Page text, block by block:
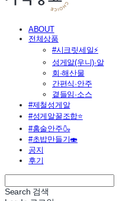
ABOUT
전체상품
#시크릿세일⚡
성게알(우니)·알
회·해산물
간편식·안주
곁들임·소스
#제철성게알
#성게알꿀조합⭐
#홈술안주🍶
#초밥만들기🍣
공지
후기
Search 검색